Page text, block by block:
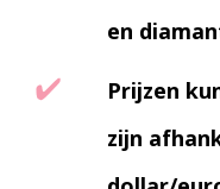
en
Prijzen
zijn